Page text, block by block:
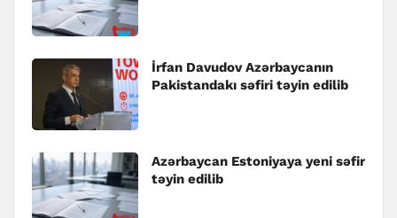
İrfan Davudov Azərbaycanın
Pakistandakı səfiri təyin edilib
Azərbaycan Estoniyaya yeni səfir
təyin edilib